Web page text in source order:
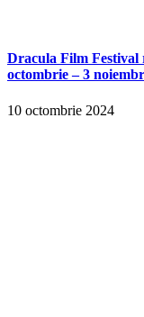
Dracula Film Festival
octombrie – 3
10 octombrie 2024